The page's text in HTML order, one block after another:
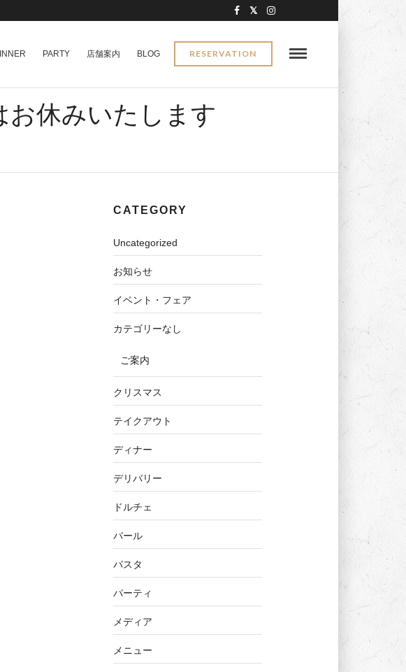
RESERVATION
PARTY 店舗案内 BLOG
お休みいたします
CATEGORY
Uncategorized
お知らせ
イベント・フェア
カテゴリーなし
ご案内
クリスマス
テイクアウト
ディナー
デリバリー
ドルチェ
バール
パスタ
パーティ
メディア
メニュー